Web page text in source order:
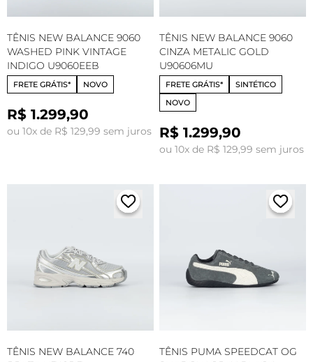
TÊNIS NEW BALANCE 9060
WASHED PINK VINTAGE
INDIGO U9060EEB
FRETE GRÁTIS* NOVO
R$ 1.299,90
ou 10x de R$ 129,99 sem juros
TÊNIS NEW BALANCE 9060
CINZA METALIC GOLD
U90606MU
FRETE GRÁTIS*
SINTÉTICO
NOVO
R$ 1.299,90
ou 10x de R$ 129,99 sem juros
TÊNIS NEW BALANCE 740
TÊNIS PUMA SPEEDCAT OG